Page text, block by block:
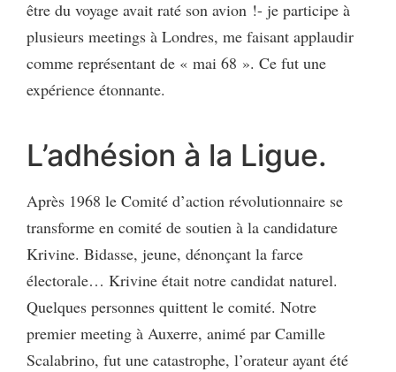
être du voyage avait raté son avion !- je participe à
plusieurs meetings à Londres, me faisant applaudir
comme représentant de « mai 68 ». Ce fut une
expérience étonnante.
L’adhésion à la Ligue.
Après 1968 le Comité d’action révolutionnaire se
transforme en comité de soutien à la candidature
Krivine. Bidasse, jeune, dénonçant la farce
électorale… Krivine était notre candidat naturel.
Quelques personnes quittent le comité. Notre
premier meeting à Auxerre, animé par Camille
Scalabrino, fut une catastrophe, l’orateur ayant été